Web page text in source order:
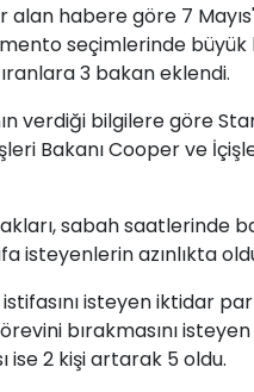
alan habere göre 7
seçimlerinde büyük
3 bakan eklendi.
verdiği bilgilere göre
Bakanı Cooper ve
sabah saatlerinde
isteyenlerin azınlıkta
isteyen iktidar
bırakmasını
ise 2 kişi artarak 5 oldu.